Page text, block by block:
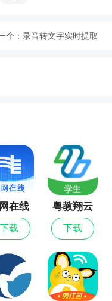
管理报价、与买家
常的实用
的引导。
个： 录音转文字实时提取
在线
下载
粤教翔云
数字教材
应用平台
下载